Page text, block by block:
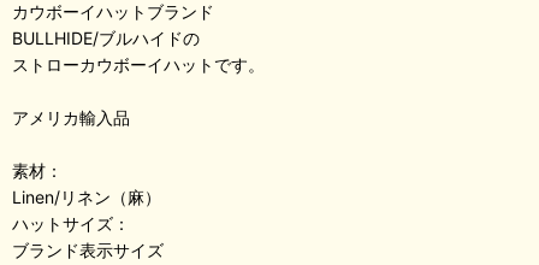
カウボーイハットブランド
BULLHIDE/ブルハイドの
ストローカウボーイハットです。
アメリカ輸入品
素材：
Linen/リネン（麻）
ハットサイズ：
ブランド表示サイズ